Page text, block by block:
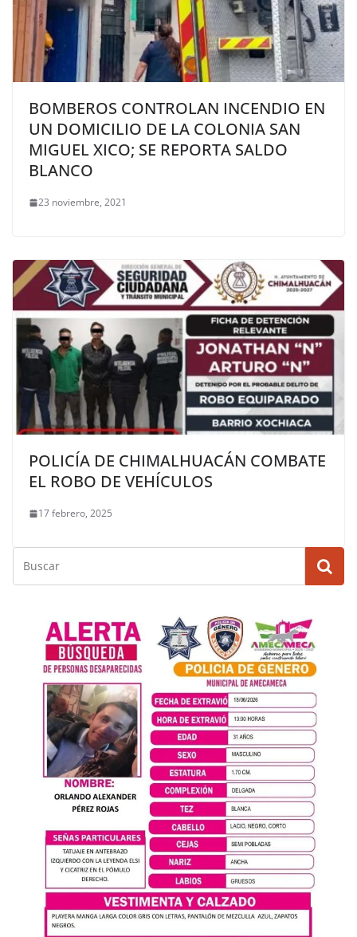
BOMBEROS CONTROLAN INCENDIO EN
UN DOMICILIO DE LA COLONIA SAN
MIGUEL XICO; SE REPORTA SALDO
BLANCO
23 noviembre, 2021
POLICÍA DE CHIMALHUACÁN COMBATE
EL ROBO DE VEHÍCULOS
17 febrero, 2025